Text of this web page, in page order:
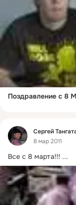
Поздравление с 8
Фид
Сергей
8 мар 2011
Все с 8 марта!!! ...